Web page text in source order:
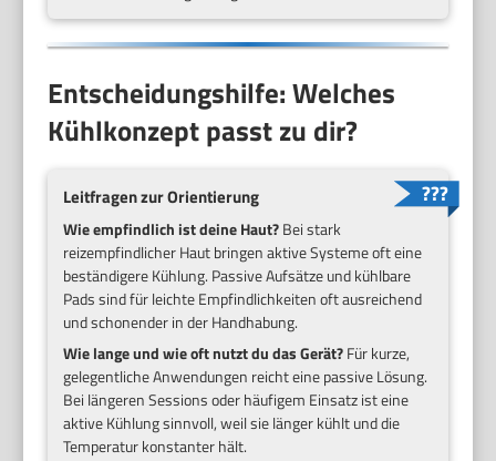
Entscheidungshilfe: Welches
Kühlkonzept passt zu dir?
Leitfragen zur Orientierung
Wie empfindlich ist deine Haut?Bei stark
reizempfindlicher Haut bringen aktive Systeme oft eine
beständigere Kühlung. Passive Aufsätze und kühlbare
Pads sind für leichte Empfindlichkeiten oft ausreichend
und schonender in der Handhabung.
Wie lange und wie oft nutzt du das Gerät?Für kurze,
gelegentliche Anwendungen reicht eine passive Lösung.
Bei längeren Sessions oder häufigem Einsatz ist eine
aktive Kühlung sinnvoll, weil sie länger kühlt und die
Temperatur konstanter hält.